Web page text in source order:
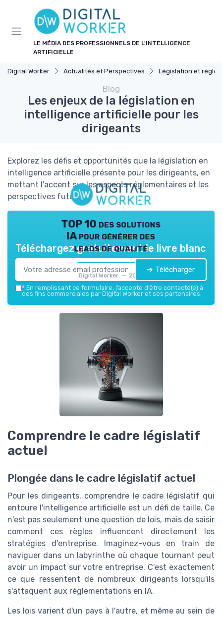
LE MÉDIA DES PROFESSIONNELS DE L'INTELLIGENCE
ARTIFICIELLE
Digital Worker Actualités et Perspectives Législation et
Blog
Les enjeux de la législation en
intelligence artificielle pour les
dirigeants
Explorez les défis et opportunités que la législation en
intelligence artificielle présente pour les dirigeants, en
mettant l'accent sur les aspects réglementaires et les
perspectives futures.
TOP 10 des solutions
IA pour générer des
leads de qualité
Digital Worker — 2026
Téléchargez gratuitement le livre blanc
➔ Télécharger
* En remplissant ce formulaire, j’accepte d’être contacté(e) à
des fins commerciales par Digital Worker et ses partenaires.
Comprendre le cadre législatif
actuel
Plongée dans le cadre législatif actuel
Pour les dirigeants, comprendre le cadre législatif qui
entoure l'intelligence artificielle est un défi de taille. Ce
n'est pas seulement une question de lois, mais de saisir
comment ces règles influencent directement les
stratégies d'entreprise. Imaginez-vous en train de
naviguer dans un labyrinthe où chaque tournant peut
avoir un impact sur votre entreprise. C'est exactement
ce que ressentent de nombreux dirigeants lorsqu'ils
s'attaquent aux réglementations en IA.
Les lois varient d'un pays à l'autre, et même au sein de